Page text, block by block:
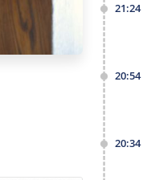
21:24
20:54
20:34